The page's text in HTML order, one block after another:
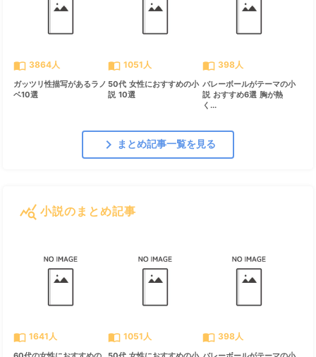
import_contacts 3864人
ガッツリ性描写があるラノ
ベ10選
import_contacts 1051人
50代 女性におすすめの小
説 10選
import_contacts 398人
バレーボールがテーマの小
説 おすすめ6選 胸が熱
く...
chevron_right まとめ記事一覧を見る
query_stats 小説のまとめ記事
import_contacts 1641人 import_contacts 1051人 import_contacts 398人